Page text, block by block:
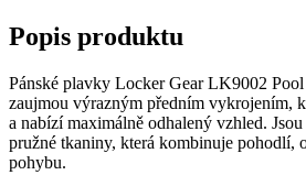
Popis produktu
Pánské plavky Locker Gear LK9002
zaujmou výrazným předním vykrojením,
a nabízí maximálně odhalený vzhled.
pružné tkaniny, která kombinuje pohodlí,
pohybu.